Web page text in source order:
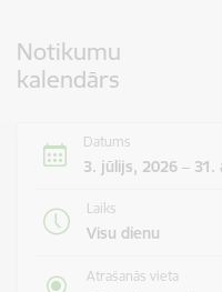
Notikumu
kalendārs
Datums
3. jūlijs, 2026 – 31.
Laiks
Visu dienu
Atrašanās vieta